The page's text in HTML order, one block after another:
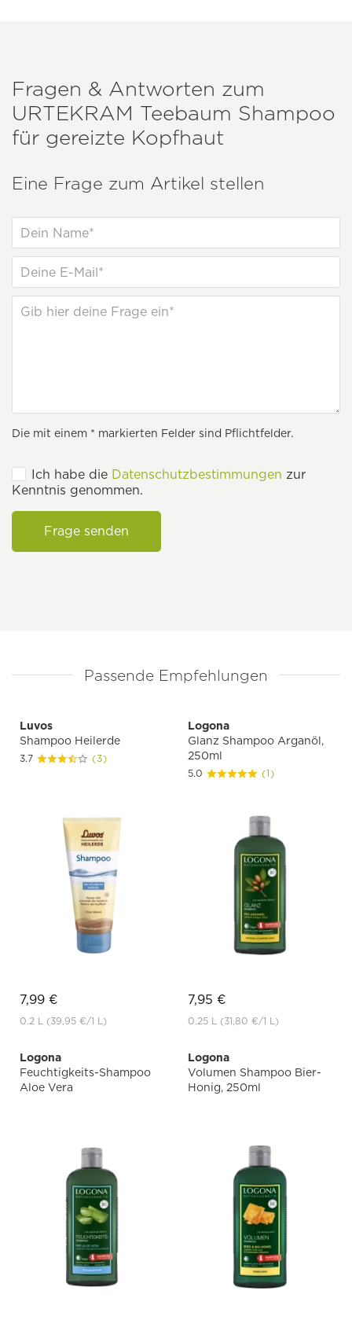
Fragen & Antworten zum
URTEKRAM Teebaum Shampoo
für gereizte Kopfhaut
Eine Frage zum Artikel stellen
Die mit einem * markierten Felder sind Pflichtfelder.
Ich habe die Datenschutzbestimmungen zur
Kenntnis genommen.
Frage senden
Passende Empfehlungen
Luvos
Shampoo Heilerde
3.7 (3)
7,99 €
0.2 L (39,95 €/1 L)
Logona
Glanz Shampoo Arganöl,
250ml
5.0 (1)
7,95 €
0.25 L (31,80 €/1 L)
Logona
Feuchtigkeits-Shampoo
Aloe Vera
Logona
Volumen Shampoo Bier-
Honig, 250ml